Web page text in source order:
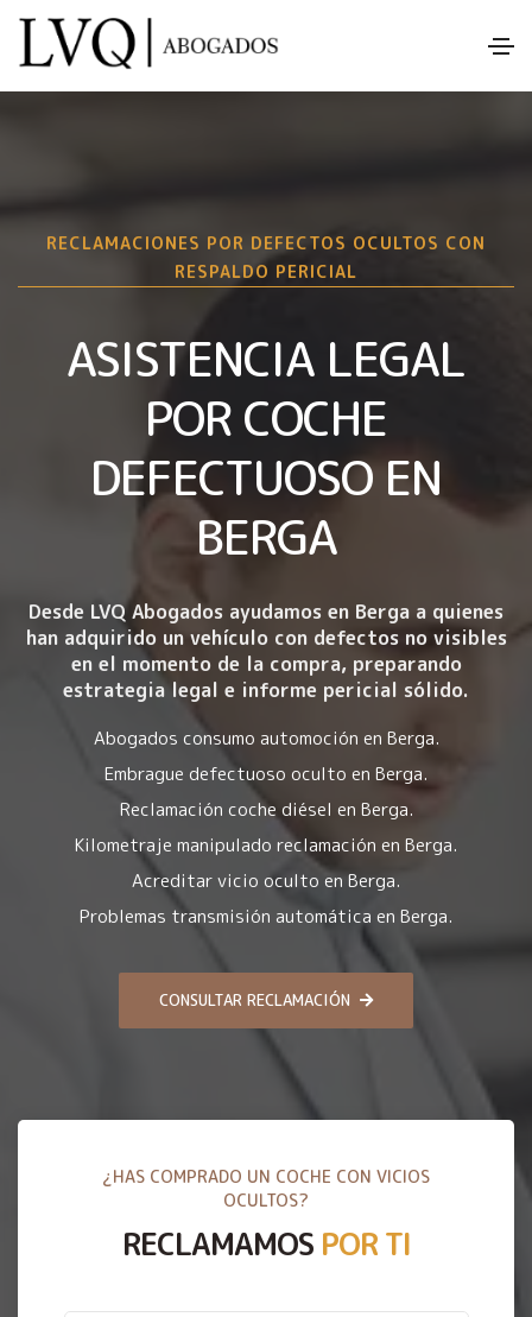
RECLAMACIONES POR DEFECTOS OCULTOS CON
RESPALDO PERICIAL
ASISTENCIA LEGAL
POR COCHE
DEFECTUOSO EN
BERGA
Desde LVQ Abogados ayudamos en Berga a quienes
han adquirido un vehículo con defectos no visibles
en el momento de la compra, preparando
estrategia legal e informe pericial sólido.
Abogados consumo automoción en Berga.
Embrague defectuoso oculto en Berga.
Reclamación coche diésel en Berga.
Kilometraje manipulado reclamación en Berga.
Acreditar vicio oculto en Berga.
Problemas transmisión automática en Berga.
CONSULTAR RECLAMACIÓN
¿HAS COMPRADO UN COCHE CON VICIOS
OCULTOS?
RECLAMAMOS POR TI